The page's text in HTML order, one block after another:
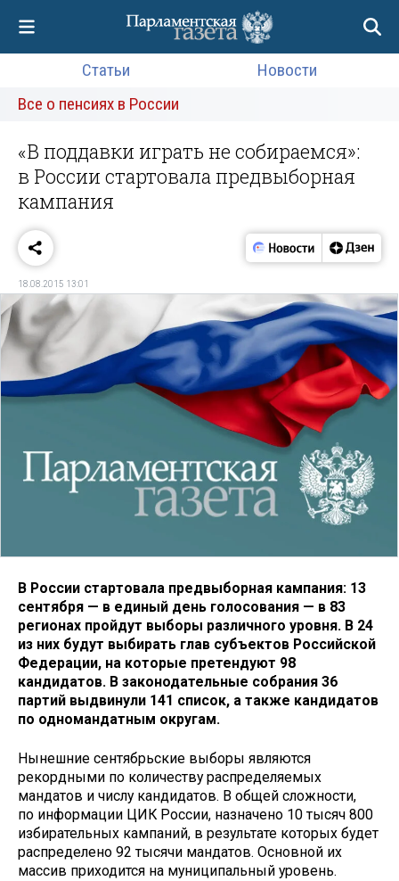
Статьи
Новости
Все о пенсиях в России
«В поддавки играть не собираемся»:
в России стартовала предвыборная
кампания
18.08.2015 13:01
В России стартовала предвыборная кампания: 13
сентября — в единый день голосования — в 83
регионах пройдут выборы различного уровня. В 24
из них будут выбирать глав субъектов Российской
Федерации, на которые претендуют 98
кандидатов. В законодательные собрания 36
партий выдвинули 141 список, а также кандидатов
по одномандатным округам.
Нынешние сентябрьские выборы являются
рекордными по количеству распределяемых
мандатов и числу кандидатов. В общей сложности,
по информации ЦИК России, назначено 10 тысяч 800
избирательных кампаний, в результате которых будет
распределено 92 тысячи мандатов. Основной их
массив приходится на муниципальный уровень.